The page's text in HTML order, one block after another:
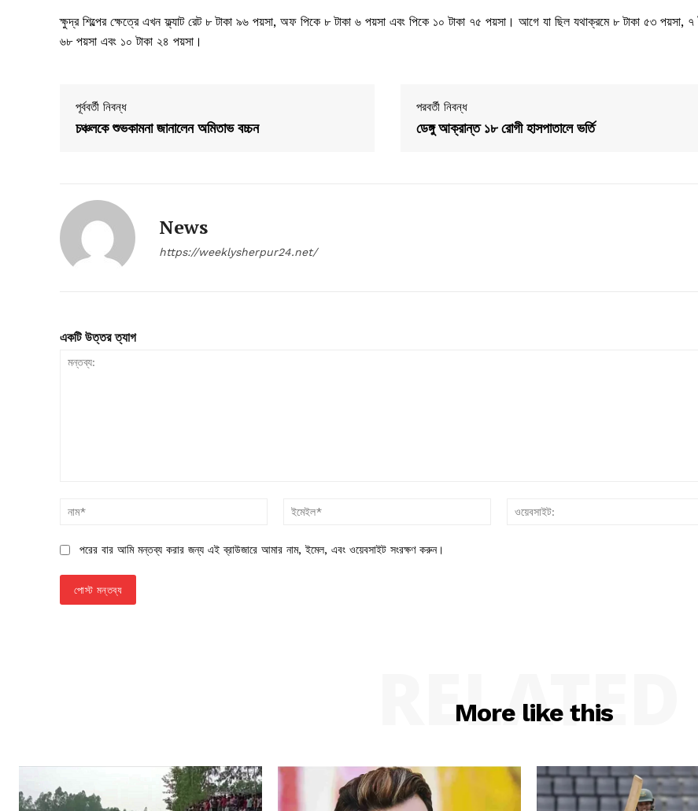
ক্ষুদ্র শিল্পের ক্ষেত্রে এখন ফ্ল্যাট রেট ৮ টাকা ৯৬ পয়সা, অফ পিকে ৮ টাকা ৬ পয়সা এবং পিকে ১০ টাকা ৭৫ পয়সা। আগে যা ছিল যথাক্রমে ৮ টাকা ৫৩ পয়সা, ৭
৬৮ পয়সা এবং ১০ টাকা ২৪ পয়সা।
পূর্ববর্তী নিবন্ধ
চঞ্চলকে শুভকামনা জানালেন অমিতাভ বচ্চন
পরবর্তী নিবন্ধ
ডেঙ্গু আক্রান্ত ১৮ রোগী হাসপাতালে ভর্তি
News
https://weeklysherpur24.net/
একটি উত্তর ত্যাগ
ইমেইল*
পরের বার আমি মন্তব্য করার জন্য এই ব্রাউজারে আমার নাম, ইমেল, এবং ওয়েবসাইট সংরক্ষণ করুন।
More like this
RELATED